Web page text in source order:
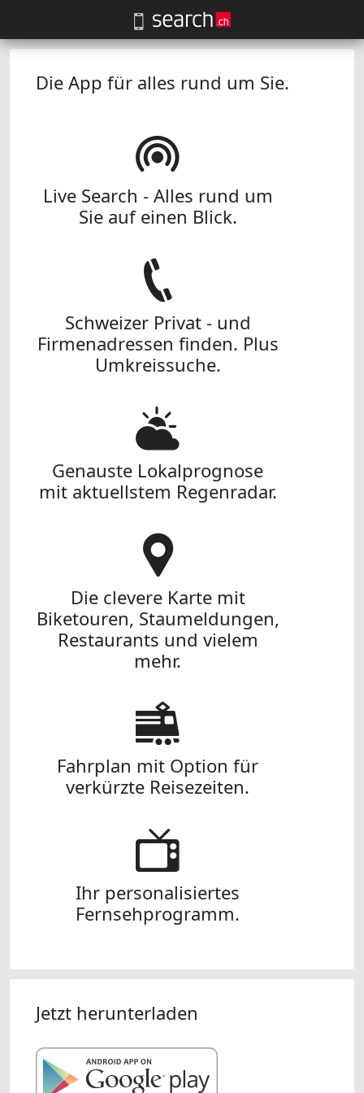
Die App für alles rund um Sie.
Live Search - Alles rund um
Sie auf einen Blick.
Schweizer Privat - und
Firmenadressen finden. Plus
Umkreissuche.
Genauste Lokalprognose
mit aktuellstem Regenradar.
Die clevere Karte mit
Biketouren, Staumeldungen,
Restaurants und vielem
mehr.
Fahrplan mit Option für
verkürzte Reisezeiten.
Ihr personalisiertes
Fernsehprogramm.
Jetzt herunterladen